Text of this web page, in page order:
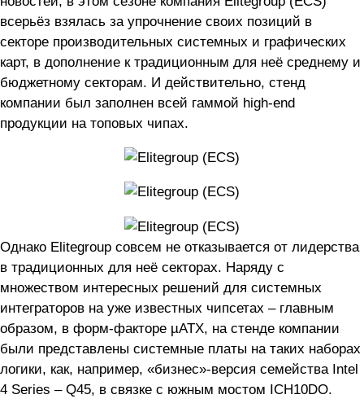
всерьёз взялась за упрочнение своих позиций в
секторе производительных системных и графических
карт, в дополнение к традиционным для неё среднему и
бюджетному секторам. И действительно, стенд
компании был заполнен всей гаммой high-end
продукции на топовых чипах.
Однако Elitegroup совсем не отказывается от лидерства
в традиционных для неё секторах. Наряду с
множеством интересных решений для системных
интеграторов на уже известных чипсетах – главным
образом, в форм-факторе µATX, на стенде компании
были представлены системные платы на таких наборах
логики, как, например, «бизнес»-версия семейства Intel
4 Series – Q45, в связке с южным мостом ICH10DO.